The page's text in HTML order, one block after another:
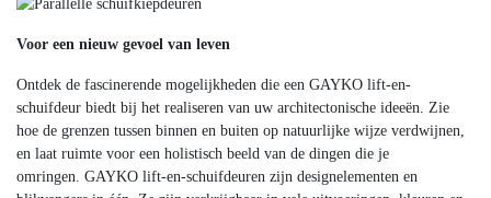
Voor een nieuw gevoel van leven
Ontdek de fascinerende mogelijkheden die een GAYKO lift-en-
schuifdeur biedt bij het realiseren van uw architectonische ideeën. Zie
hoe de grenzen tussen binnen en buiten op natuurlijke wijze verdwijnen,
en laat ruimte voor een holistisch beeld van de dingen die je
omringen. GAYKO lift-en-schuifdeuren zijn designelementen en